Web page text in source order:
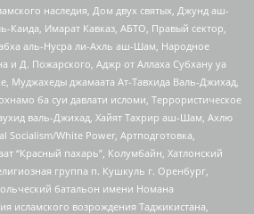
наследия, Дом двух святых, Джунд аш-
Каида, Имарат Кавказ, АБТО, Правый сектор,
аль-Нусра ли-Ахль аш-Шам, Народное
Д. Пожарского, Аджр от Аллаха Субхану уа
Муджахеды джамаата Ат-Тавхида Валь-Джихад,
ба суи давлати исломи, Террористическое
валь-Джихад, Хайят Тахрир аш-Шам, Ахлю
White Power, Артподготовка,
“Красный пахарь”, Колумбайн, Хатлонский
группа п. Кушкуль г. Оренбург,
батальон имени Номана
исламского возрождения Таджикистана,